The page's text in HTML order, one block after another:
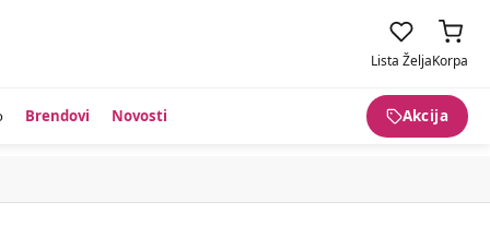
Lista ŽeljaKorpa
Brendovi Novosti Akcija